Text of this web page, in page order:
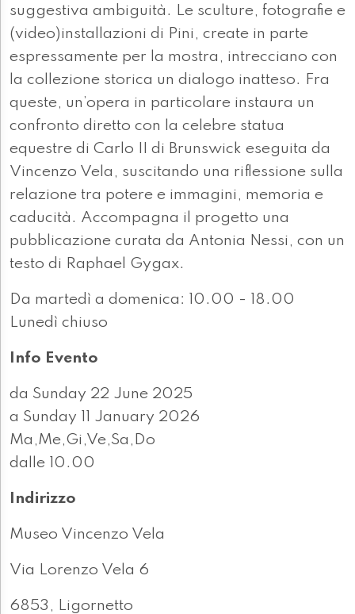
suggestiva ambiguità. Le sculture, fotografie e
(video)installazioni di Pini, create in parte
espressamente per la mostra, intrecciano con
la collezione storica un dialogo inatteso. Fra
queste, un’opera in particolare instaura un
confronto diretto con la celebre statua
equestre di Carlo II di Brunswick eseguita da
Vincenzo Vela, suscitando una riflessione sulla
relazione tra potere e immagini, memoria e
caducità. Accompagna il progetto una
pubblicazione curata da Antonia Nessi, con un
testo di Raphael Gygax.
Da martedì a domenica: 10.00 - 18.00
Lunedì chiuso
Info Evento
da Sunday 22 June 2025
a Sunday 11 January 2026
Ma,Me,Gi,Ve,Sa,Do
dalle 10.00
Indirizzo
Museo Vincenzo Vela
Via Lorenzo Vela 6
6853, Ligornetto